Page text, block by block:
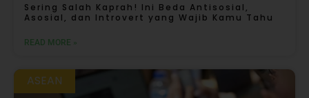
Sering Salah Kaprah! Ini Beda Antisosial,
Asosial, dan Introvert yang Wajib Kamu Tahu
READ MORE »
ASEAN